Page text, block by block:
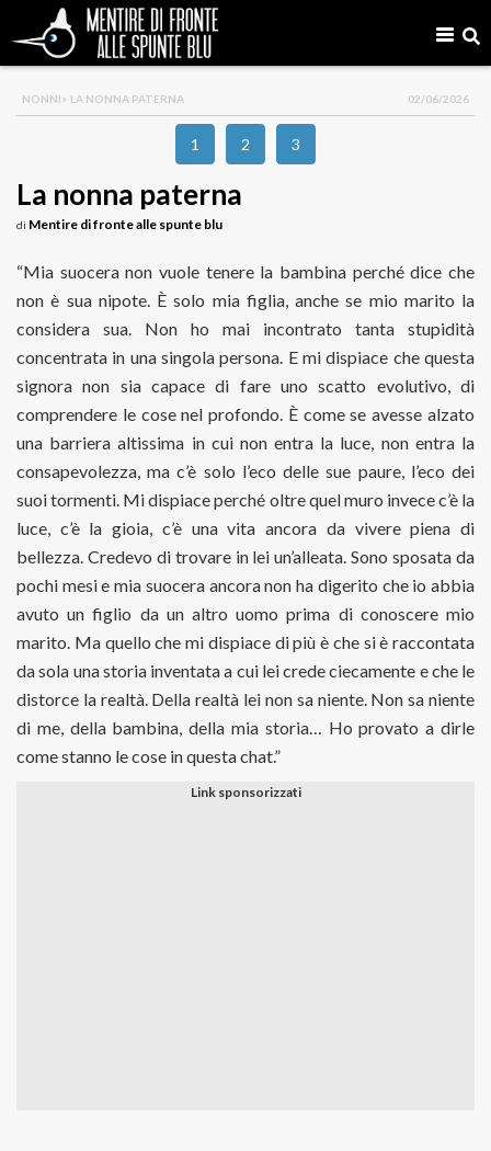
NONNI> LA NONNA PATERNA 02/06/2026
1 2 3
La nonna paterna
di Mentire di fronte alle spunte blu
“Mia suocera non vuole tenere la bambina perché dice che
non è sua nipote. È solo mia figlia, anche se mio marito la
considera sua. Non ho mai incontrato tanta stupidità
concentrata in una singola persona. E mi dispiace che questa
signora non sia capace di fare uno scatto evolutivo, di
comprendere le cose nel profondo. È come se avesse alzato
una barriera altissima in cui non entra la luce, non entra la
consapevolezza, ma c’è solo l’eco delle sue paure, l’eco dei
suoi tormenti. Mi dispiace perché oltre quel muro invece c’è la
luce, c’è la gioia, c’è una vita ancora da vivere piena di
bellezza. Credevo di trovare in lei un’alleata. Sono sposata da
pochi mesi e mia suocera ancora non ha digerito che io abbia
avuto un figlio da un altro uomo prima di conoscere mio
marito. Ma quello che mi dispiace di più è che si è raccontata
da sola una storia inventata a cui lei crede ciecamente e che le
distorce la realtà. Della realtà lei non sa niente. Non sa niente
di me, della bambina, della mia storia… Ho provato a dirle
come stanno le cose in questa chat.”